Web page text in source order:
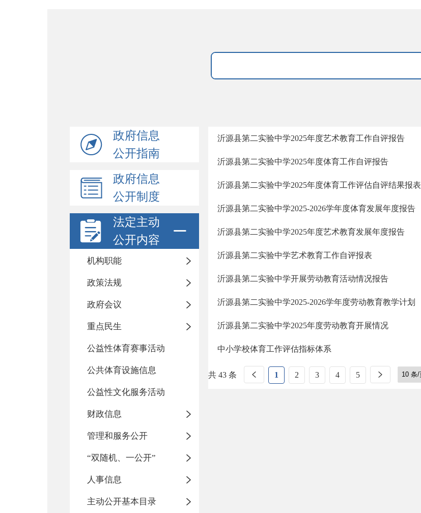
政府信息
公开指南
政府信息
公开制度
法定主动
公开内容
机构职能
政策法规
政府会议
重点民生
公益性体育赛事活动
公共体育设施信息
公益性文化服务活动
财政信息
管理和服务公开
“双随机、一公开”
人事信息
主动公开基本目录
沂源县第二实验中学2025年度艺术教育工作自评报告
沂源县第二实验中学2025年度体育工作自评报告
沂源县第二实验中学2025年度体育工作评估自评结果报表
沂源县第二实验中学2025-2026学年度体育发展年度报告
沂源县第二实验中学2025年度艺术教育发展年度报告
沂源县第二实验中学艺术教育工作自评报表
沂源县第二实验中学开展劳动教育活动情况报告
沂源县第二实验中学2025-2026学年度劳动教育教学计划
沂源县第二实验中学2025年度劳动教育开展情况
中小学校体育工作评估指标体系
共 43 条 1 2 3 4 5